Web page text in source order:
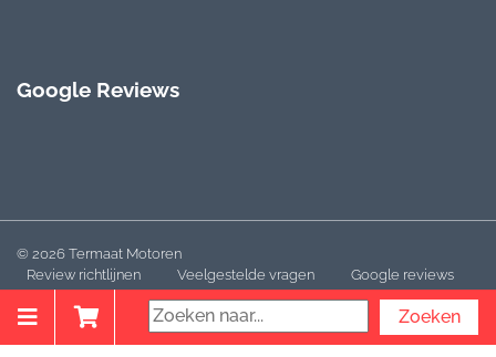
Google Reviews
© 2026 Termaat Motoren
Review richtlijnen
Veelgestelde vragen Google reviews